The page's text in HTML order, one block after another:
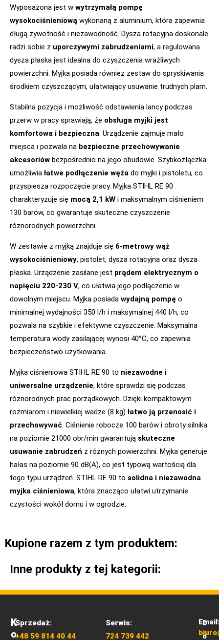
Wyposażona jest w wytrzymałą pompę
wysokociśnieniową wykonaną z aluminium, która zapewnia
długą żywotność i niezawodność. Dysza rotacyjna doskonale
radzi sobie z uporczywymi zabrudzeniami, a regulowana
dysza płaska jest idealna do czyszczenia wrażliwych
powierzchni. Myjka posiada również zestaw do spryskiwania
środkiem czyszczącym, ułatwiający usuwanie trudnych plam.
Stabilna pozycja i możliwość odstawienia lancy podczas
przerw w pracy sprawiają, że obsługa myjki jest
komfortowa i bezpieczna. Urządzenie zajmuje mało
miejsca i pozwala na bezpieczne przechowywanie
akcesoriów bezpośrednio na jego obudowie. Szybkozłączka
umożliwia łatwe podłączenie węża do myjki i pistoletu, co
przyspiesza rozpoczęcie pracy. Myjka STIHL RE 90
charakteryzuje się mocą 2,1 kW i maksymalnym ciśnieniem
130 barów, co gwarantuje skuteczne czyszczenie
różnorodnych powierzchni.
W zestawie z myjką znajduje się 6-metrowy wąż
wysokociśnieniowy, pistolet, dysza rotacyjna oraz dysza
płaska. Urządzenie zasilane jest prądem elektrycznym o
napięciu 220-230 V, co ułatwia jego podłączenie w
dowolnym miejscu. Myjka posiada wydajną pompę o
minimalnej wydajności 350 l/h i maksymalnej 440 l/h, co
pozwala na szybkie i efektywne czyszczenie. Maksymalna
temperatura wody zasilającej wynosi 40°C, co zapewnia
bezpieczeństwo użytkowania.
Myjka ciśnieniowa STIHL RE 90 to niezawodne i
uniwersalne urządzenie, które sprawdzi się podczas
różnorodnych prac porządkowych. Dzięki kompaktowym
rozmiarom i niewielkiej wadze (8 kg) łatwo ją przenosić i
przechowywać. Ciśnienie robocze 100 barów i obroty silnika
na poziomie 21000 obr/min gwarantują skuteczne
usuwanie zabrudzeń z różnych powierzchni. Myjka generuje
hałas na poziomie 90 dB(A), co jest typową wartością dla
tego typu urządzeń. STIHL RE 90 to solidna i niezawodna
myjka ciśnieniowa, która znacząco ułatwi utrzymanie
czystości wokół domu i w ogrodzie.
Kupione razem z tym produktem:
Inne produkty z tej kategorii:
K
O
Sprzedaż:
+48 59 814 40 44
Serwis:
724 739 442
Email:
D
o